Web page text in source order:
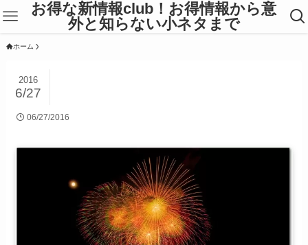
お得な新情報club！お得情報から意
外と知らない小ネタまで
ホーム
2016
6/27
06/27/2016